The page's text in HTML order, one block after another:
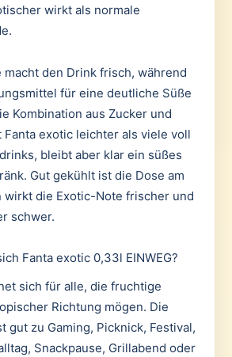
wirkt als normale
macht den Drink frisch, während
für eine deutliche Süße
Kombination aus Zucker und
exotic leichter als viele voll
bleibt aber klar ein süßes
Gut gekühlt ist die Dose am
wirkt die Exotic-Note frischer und
schwer.
Fanta exotic 0,33l EINWEG?
sich für alle, die fruchtige
Richtung mögen. Die
gut zu Gaming, Picknick, Festival,
Snackpause, Grillabend oder